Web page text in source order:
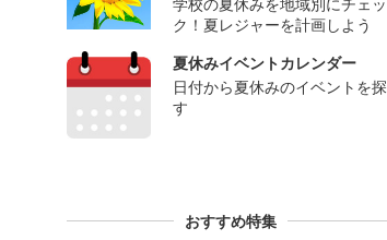
学校の夏休みを地域別にチェッ
ク！夏レジャーを計画しよう
夏休みイベントカレンダー
日付から夏休みのイベントを探
す
おすすめ特集